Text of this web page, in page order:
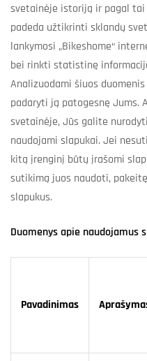
svetainėje istoriją ir pagal
padeda užtikrinti sklandų
lankymosi „Bikeshome“
bei rinkti statistinę
Analizuodami šiuos
padaryti ją patogesnę Jums.
svetainėje, Jūs galite
naudojami slapukai. Jei
kitą įrenginį būtų įrašomi
sutikimą juos naudoti,
slapukus.
Duomenys apie naudojamus
Pavadinimas